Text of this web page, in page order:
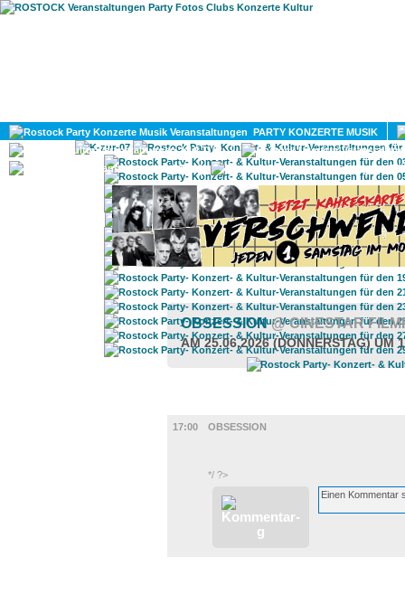
PARTY KONZERTE MUSIK
KULTUR
GAY
OBSESSION@ CINESTAR
AM 25.06.2026 (DONNERSTAG) UM
17:00
OBSESSION
*/ ?>